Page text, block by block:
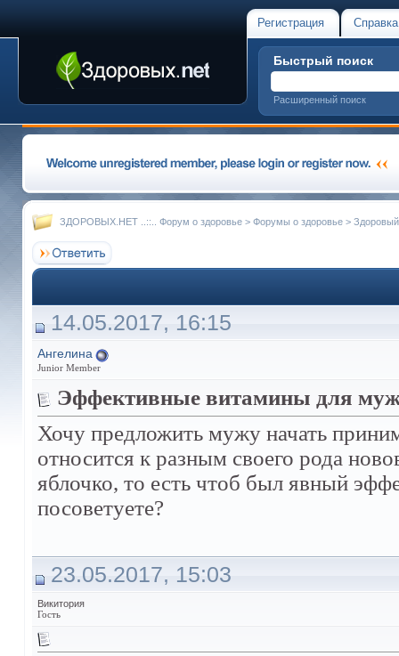
Регистрация Справка
Быстрый поиск
Расширенный поиск
ЗДОРОВЫХ.НЕТ ..::.. Форум о здоровье > Форумы о здоровье >
14.05.2017, 16:15
Ангелина
Junior Member
Эффективные витамины для
Хочу предложить мужу начать
относится к разным своего рода
яблочко, то есть чтоб был явный
посоветуете?
23.05.2017, 15:03
Викитория
Гость